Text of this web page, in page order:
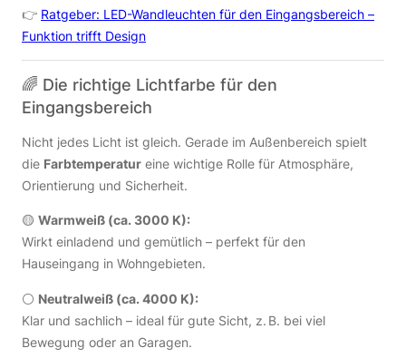
👉 Ratgeber: LED-Wandleuchten für den Eingangsbereich –
Funktion trifft Design
🌈 Die richtige Lichtfarbe für den
Eingangsbereich
Nicht jedes Licht ist gleich. Gerade im Außenbereich spielt
die Farbtemperatur eine wichtige Rolle für Atmosphäre,
Orientierung und Sicherheit.
🟡 Warmweiß (ca. 3000 K):
Wirkt einladend und gemütlich – perfekt für den
Hauseingang in Wohngebieten.
⚪ Neutralweiß (ca. 4000 K):
Klar und sachlich – ideal für gute Sicht, z. B. bei viel
Bewegung oder an Garagen.